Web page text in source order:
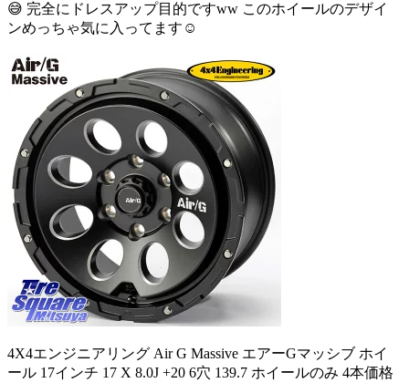
😅 完全にドレスアップ目的ですww このホイールのデザイ
ンめっちゃ気に入ってます☺️
4X4エンジニアリング Air G Massive エアーGマッシブ ホイ
ール 17インチ 17 X 8.0J +20 6穴 139.7 ホイールのみ 4本価格